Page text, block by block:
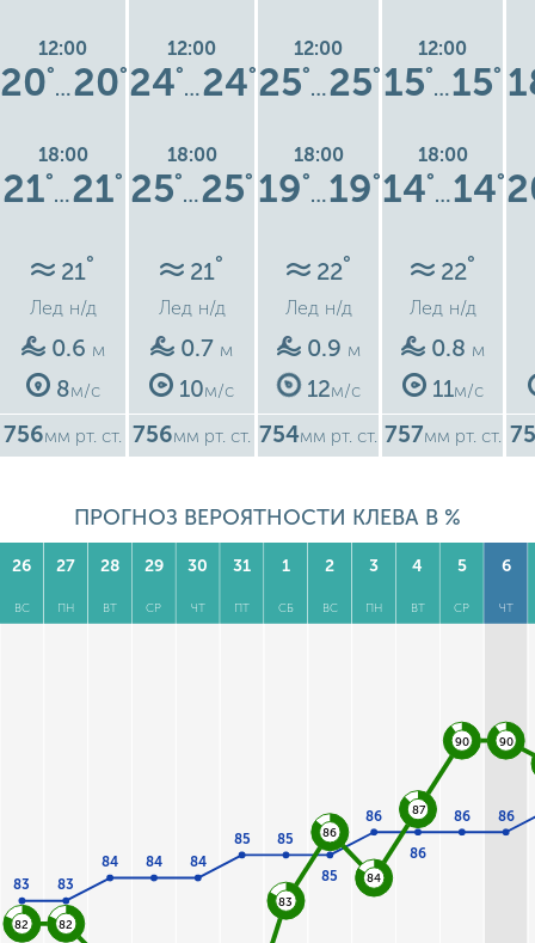
12:00
20°
…20°
18:00
21°
…21°
21°
Лед н/д
0.6 м
8м/с
756мм рт. ст.
12:00
24°
…24°
18:00
25°
…25°
21°
Лед н/д
0.7 м
10м/с
756мм рт. ст.
12:00
25°
…25°
18:00
19°
…19°
22°
Лед н/д
0.9 м
12м/с
754мм рт. ст.
12:00
15°
…15°
18:00
14°
…14°
22°
Лед н/д
0.8 м
11м/с
757мм рт. ст.
ПРОГНОЗ ВЕРОЯТНОСТИ КЛЕВА В %
26
ВС
27
ПН
28
ВТ
29
СР
30
ЧТ
31
ПТ
1
СБ
2
ВС
3
ПН
4
ВТ
5
СР
6
ЧТ
83 83
84 84 84
85 85
85
86
86
86 86
82 82
83
86
84
87
90 90